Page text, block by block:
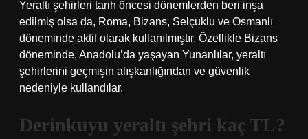
Yeraltı şehirleri tarih öncesi dönemlerden beri inşa
edilmiş olsa da, Roma, Bizans, Selçuklu ve Osmanlı
döneminde aktif olarak kullanılmıştır. Özellikle Bizans
döneminde, Anadolu’da yaşayan Yunanlılar, yeraltı
şehirlerini geçmişin alışkanlığından ve güvenlik
nedeniyle kullandılar.
Derinkuyu yeraltı şehri kaç TL?